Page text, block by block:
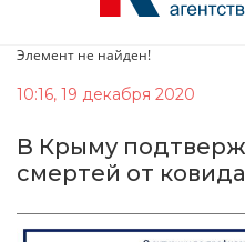
Элемент не найден!
10:16, 19 декабря 2020
В Крыму
смертей от ковида